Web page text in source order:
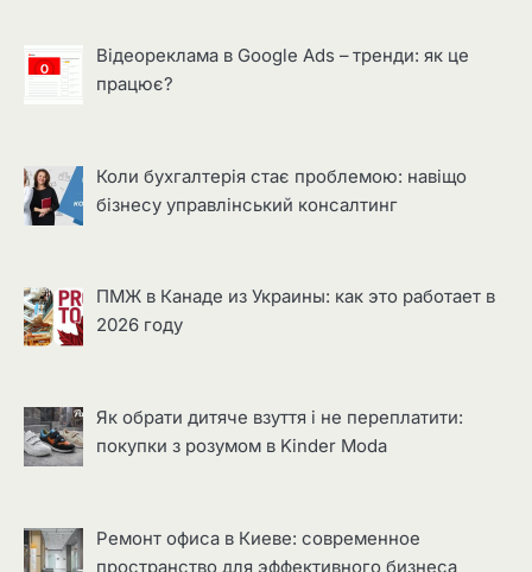
Відеореклама в Google Ads – тренди: як це
працює?
Коли бухгалтерія стає проблемою: навіщо
бізнесу управлінський консалтинг
ПМЖ в Канаде из Украины: как это работает в
2026 году
Як обрати дитяче взуття і не переплатити:
покупки з розумом в Kinder Moda
Ремонт офиса в Киеве: современное
пространство для эффективного бизнеса